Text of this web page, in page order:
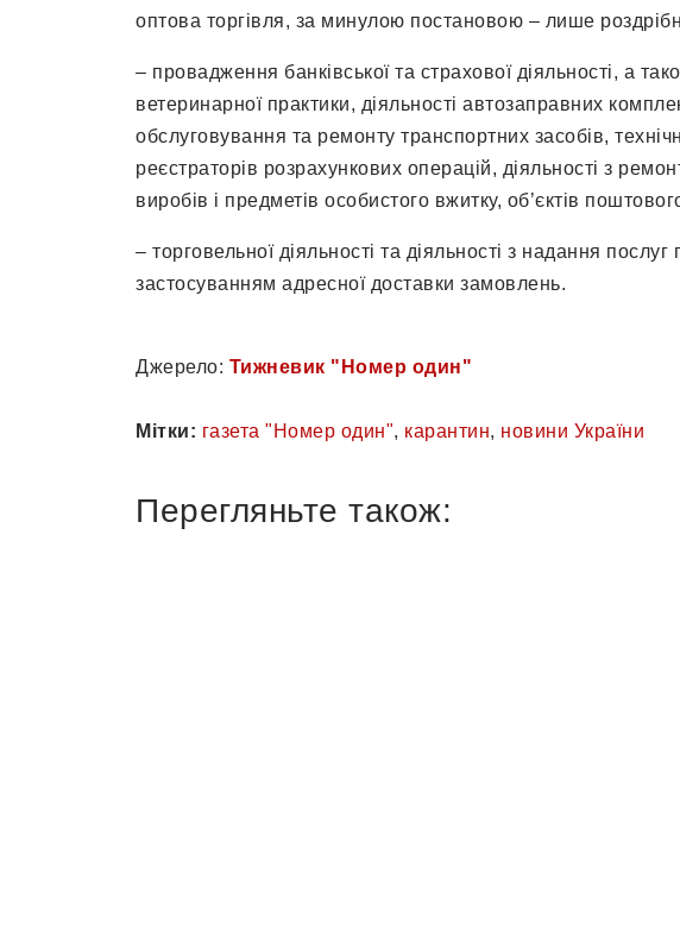
оптова торгівля, за минулою постановою – лише
– провадження банківської та страхової діяльності, а
ветеринарної практики, діяльності автозаправних
обслуговування та ремонту транспортних засобів,
реєстраторів розрахункових операцій, діяльності з
виробів і предметів особистого вжитку, об’єктів
– торговельної діяльності та діяльності з надання
застосуванням адресної доставки замовлень.
Джерело: Тижневик "Номер один"
Мітки: газета "Номер один", карантин, новини України
Перегляньте також: